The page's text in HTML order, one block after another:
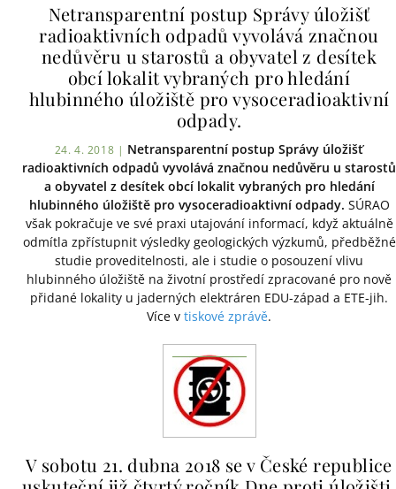
Netransparentní postup Správy úložišť
radioaktivních odpadů vyvolává značnou
nedůvěru u starostů a obyvatel z desítek
obcí lokalit vybraných pro hledání
hlubinného úložiště pro vysoceradioaktivní
odpady.
24. 4. 2018 | Netransparentní postup Správy úložišť
radioaktivních odpadů vyvolává značnou nedůvěru u starostů
a obyvatel z desítek obcí lokalit vybraných pro hledání
hlubinného úložiště pro vysoceradioaktivní odpady. SÚRAO
však pokračuje ve své praxi utajování informací, když aktuálně
odmítla zpřístupnit výsledky geologických výzkumů, předběžné
studie proveditelnosti, ale i studie o posouzení vlivu
hlubinného úložiště na životní prostředí zpracované pro nově
přidané lokality u jaderných elektráren EDU-západ a ETE-jih.
Více v tiskové zprávě.
V sobotu 21. dubna 2018 se v České republice